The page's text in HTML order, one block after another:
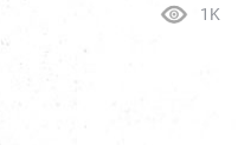
1K